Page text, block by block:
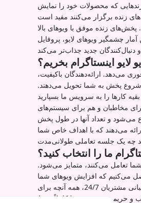
که محصولات خود را نمایش
پخش‌های زنده موفق با ویوهای بالا
چشمگیر ویوهای لایو، پروفایل
لایو اینستاگرام بخریم؟
می‌دهد. ارائه‌دهندگان باکیفیت،
شروع پخش به شما تحویل می‌دهند.
مخاطبان و هم برای سیستم‌های
می‌شود و تعداد آنها در طول پخش
می‌دهند که با اهداف خاص شما
ما را انتخاب کنید؟
تعامل می‌کنند، متمایز می‌شود.
می‌کنیم که افزایش ویوهای شما
به تعامل معنادار تبدیل شود. با قیمت‌های رقابتی، شروع تحویل فوری و پشتیبانی مشتریان 24/7، همه آنچه برای
و حریم خصوصی شما کاملاً حفظ